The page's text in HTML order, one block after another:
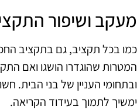
מעקב ושיפור
כמו בכל תקציב, גם בתקציב
המטרות שהוגדרו הושגו ואם
ובתחומי העניין של בני הבית.
ימשיך לתמוך בעידוד הקריאה.